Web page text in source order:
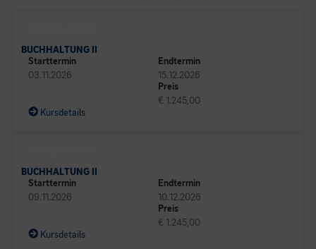
BUCHHALTUNG II
Starttermin
03.11.2026
Endtermin
15.12.2026
Preis
€ 1.245,00
Kursdetails
BUCHHALTUNG II
Starttermin
09.11.2026
Endtermin
10.12.2026
Preis
€ 1.245,00
Kursdetails